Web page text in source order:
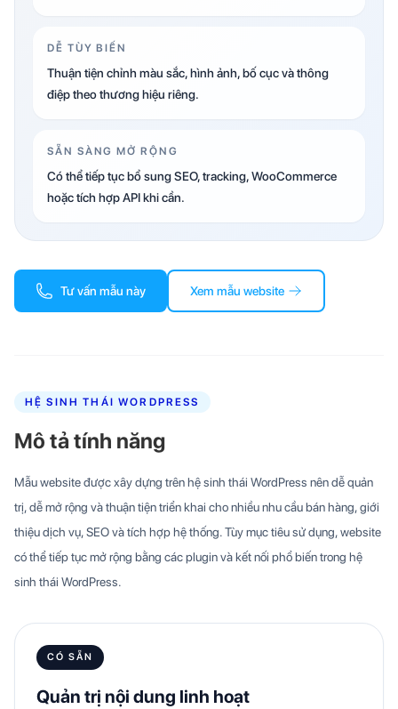
DỄ TÙY BIẾN
Thuận tiện chỉnh màu sắc, hình ảnh, bố cục và thông
điệp theo thương hiệu riêng.
SẴN SÀNG MỞ RỘNG
Có thể tiếp tục bổ sung SEO, tracking, WooCommerce
hoặc tích hợp API khi cần.
Tư vấn mẫu này Xem mẫu website
HỆ SINH THÁI WORDPRESS
Mô tả tính năng
Mẫu website được xây dựng trên hệ sinh thái WordPress nên dễ quản
trị, dễ mở rộng và thuận tiện triển khai cho nhiều nhu cầu bán hàng, giới
thiệu dịch vụ, SEO và tích hợp hệ thống. Tùy mục tiêu sử dụng, website
có thể tiếp tục mở rộng bằng các plugin và kết nối phổ biến trong hệ
sinh thái WordPress.
CÓ SẴN
Quản trị nội dung linh hoạt